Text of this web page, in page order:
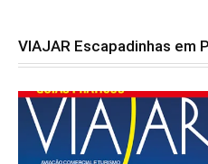
VIAJAR Escapadinhas em